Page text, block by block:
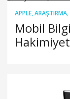
APPLE,ARAŞTIRMA,
Mobil